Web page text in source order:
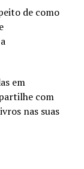
de como
em
com
nas suas